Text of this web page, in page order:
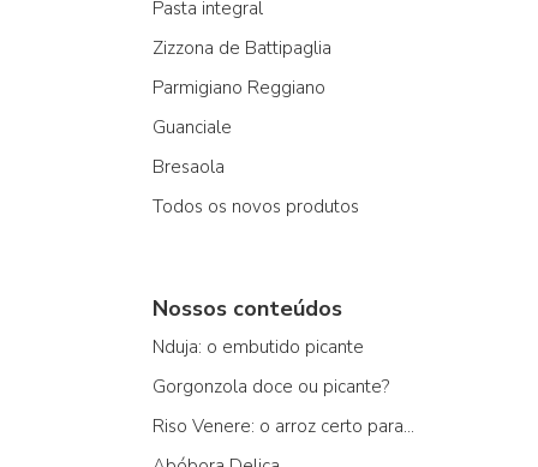
Pasta integral
Zizzona de Battipaglia
Parmigiano Reggiano
Guanciale
Bresaola
Todos os novos produtos
Nossos conteúdos
Nduja: o embutido picante
Gorgonzola doce ou picante?
Riso Venere: o arroz certo para...